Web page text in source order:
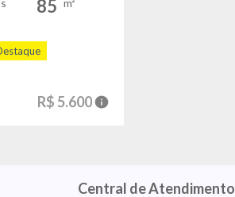
85 m²
R$ 5.600
Central de Atendimento